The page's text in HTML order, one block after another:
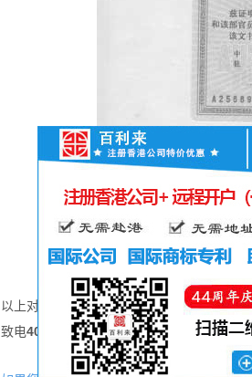
以上对bvi公司公证认证做了简单介绍，具
致电400-034-0008。